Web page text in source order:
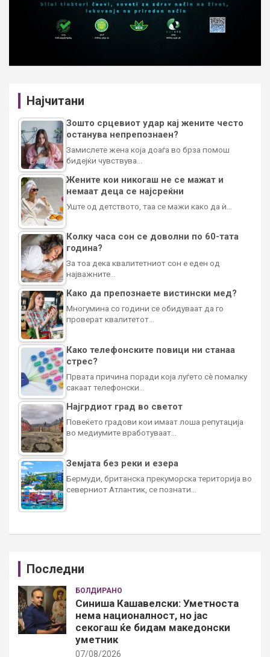
Најчитани
Зошто срцевиот удар кај жените често
останува непрепознаен?
Замислете жена која доаѓа во брза помош
бидејќи чувствува…
Жените кои никогаш не се мажат и
немаат деца се најсреќни
Уште од детството, таа се мажи како да ѝ…
Колку часа сон се доволни по 60-тата
година?
За тоа дека квалитетниот сон е еден од
најважните…
Како да препознаете вистински мед?
Многумина со години се обидуваат да го
проверат квалитетот…
Како телефонските повици ни станаа
стрес?
Првата причина поради која луѓето сè помалку
сакаат телефонски…
Најгрдиот град во светот
Повеќето градови кои имаат лоша репутација
во медиумите вработуваат…
Земјата без реки и езера
Бермуди, британска прекуморска територија во
северниот Атлантик, се познати…
Последни
БОЛДИРАНО
Синиша Кашавелски: Уметноста
нема националност, но јас
секогаш ќе бидам македонски
уметник
07/08/2026